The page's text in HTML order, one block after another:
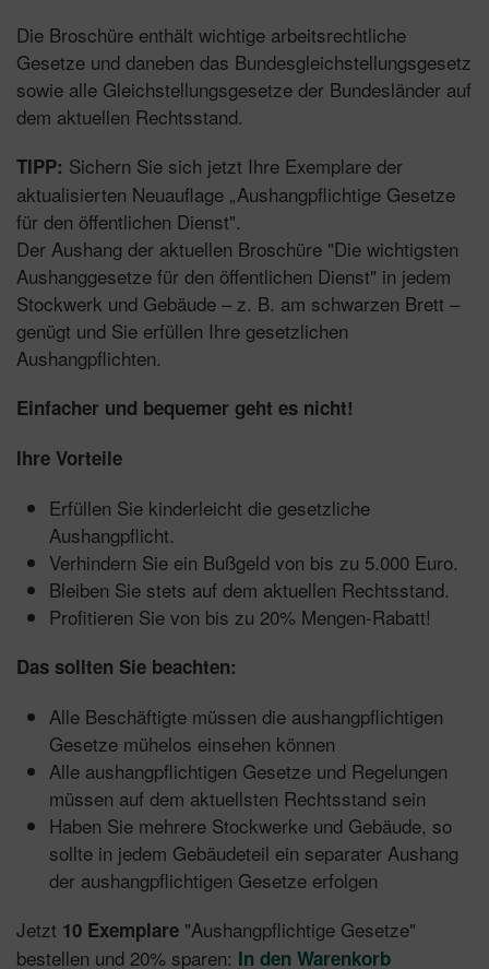
Die Broschüre enthält wichtige arbeitsrechtliche
Gesetze und daneben das Bundesgleichstellungsgesetz
sowie alle Gleichstellungsgesetze der Bundesländer auf
dem aktuellen Rechtsstand.
TIPP: Sichern Sie sich jetzt Ihre Exemplare der
aktualisierten Neuauflage „Aushangpflichtige Gesetze
für den öffentlichen Dienst".
Der Aushang der aktuellen Broschüre "Die wichtigsten
Aushanggesetze für den öffentlichen Dienst" in jedem
Stockwerk und Gebäude – z. B. am schwarzen Brett –
genügt und Sie erfüllen Ihre gesetzlichen
Aushangpflichten.
Einfacher und bequemer geht es nicht!
Ihre Vorteile
Erfüllen Sie kinderleicht die gesetzliche
Aushangpflicht.
Verhindern Sie ein Bußgeld von bis zu 5.000 Euro.
Bleiben Sie stets auf dem aktuellen Rechtsstand.
Profitieren Sie von bis zu 20% Mengen-Rabatt!
Das sollten Sie beachten:
Alle Beschäftigte müssen die aushangpflichtigen
Gesetze mühelos einsehen können
Alle aushangpflichtigen Gesetze und Regelungen
müssen auf dem aktuellsten Rechtsstand sein
Haben Sie mehrere Stockwerke und Gebäude, so
sollte in jedem Gebäudeteil ein separater Aushang
der aushangpflichtigen Gesetze erfolgen
Jetzt 10 Exemplare "Aushangpflichtige Gesetze"
bestellen und 20% sparen: In den Warenkorb